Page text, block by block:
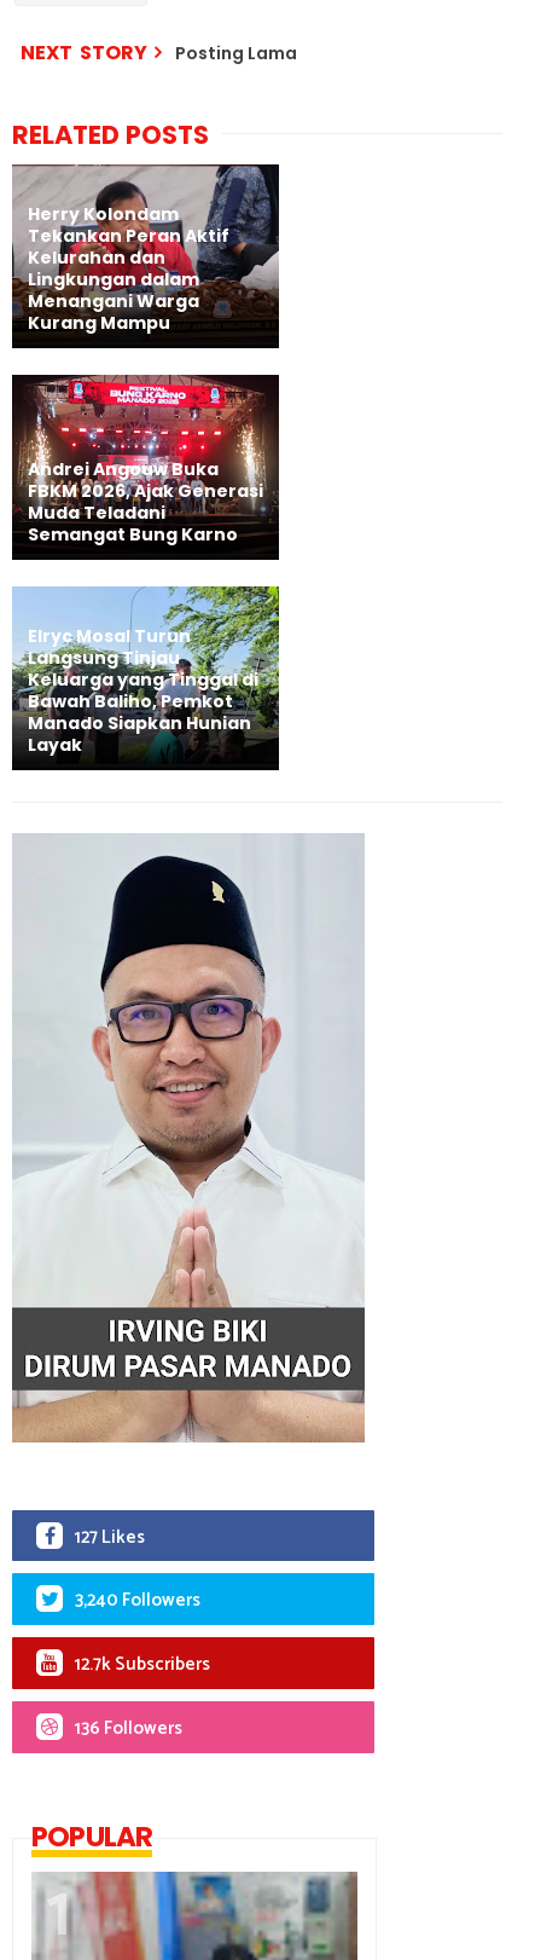
NEXT STORY Posting Lama
RELATED POSTS
Herry Kolondam
Tekankan Peran Aktif
Kelurahan dan
Lingkungan dalam
Menangani Warga
Kurang Mampu
Andrei Angouw Buka
FBKM 2026, Ajak Generasi
Muda Teladani
Semangat Bung Karno
Elryc Mosal Turun
Langsung Tinjau
Keluarga yang Tinggal di
Bawah Baliho, Pemkot
Manado Siapkan Hunian
Layak
127 Likes
3,240 Followers
12.7k Subscribers
136 Followers
POPULAR